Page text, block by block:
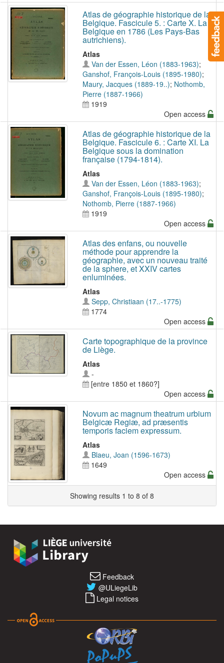
Atlas de géographie historique de la
Belgique. Fascicule 5. : Carte X. La
Belgique en 1786 (Les Pays-Bas
autrichiens).
Atlas
Van der Essen, Léon (1883-1963);
Ganshof, François-Louis (1895-1980);
Maury, Jacques (1889-19..); Nothomb,
Pierre (1887-1966)
1919
Open access
Atlas de géographie historique de la
Belgique. Fascicule 6. : Carte XI. La
Belgique sous la domination
française (1794-1814).
Atlas
Van der Essen, Léon (1883-1963);
Ganshof, François-Louis (1895-1980);
Nothomb, Pierre (1887-1966)
1919
Open access
Atlas des enfans, ou nouvelle
méthode pour apprendre la
géographie, avec un nouveau traité
de la sphere, et XXIV cartes
enluminées.
Atlas
Sepp, Christiaan (17..-1775)
1774
Open access
Carte topographique de la province
de Liège.
Atlas
-
[entre 1850 et 1860?]
Open access
Novum ac magnum theatrum urbium
Belgicæ Regiæ, ad præsentis
temporis faciem expressum.
Atlas
Blaeu, Joan (1596-1673)
1649
Open access
Showing results 1 to 8 of 8
Feedback
@ULiegeLib
Legal notices